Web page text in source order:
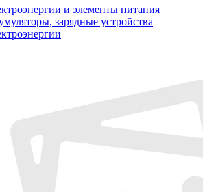
и элементы питания
зарядные устройства